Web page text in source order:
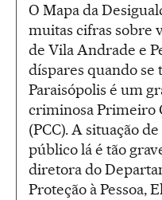
O Mapa da
muitas cifras sobre
de Vila Andrade e
díspares quando se
Paraisópolis é um
criminosa Primeiro
(PCC). A situação
público lá é tão
diretora do
Proteção à Pessoa,